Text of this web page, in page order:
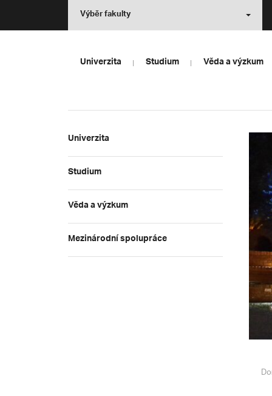
Výběr fakulty
Univerzita Studium Věda a výzkum
Univerzita
Studium
Věda a výzkum
Mezinárodní spolupráce